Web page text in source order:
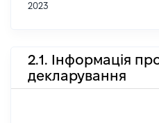
2023
2.1. Інформація
декларування